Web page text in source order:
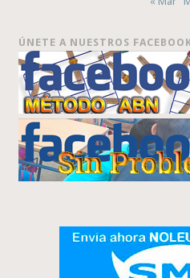
ÚNETE A NUESTROS